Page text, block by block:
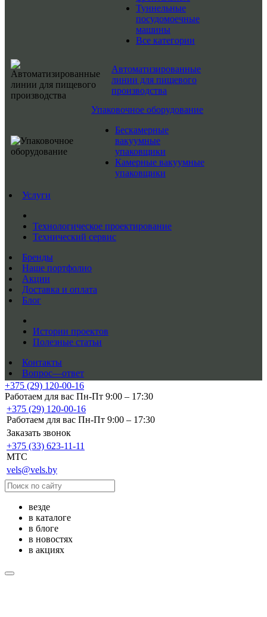
Туннельные
посудомоечные
машины
Все категории
Автоматизированные
линии для пищевого
производства
Упаковочное оборудование
Бескамерные
вакуумные
упаковщики
Камерные вакуумные
упаковщики
Услуги
Технологическое проектирование
Технический сервис
Бренды
Наше портфолио
Акции
Доставка и оплата
Блог
Истории проектов
Полезные статьи
Контакты
Вопрос—ответ
+375 (29) 120-00-16
Работаем для вас Пн-Пт 9:00 – 17:30
+375 (29) 120-00-16
Работаем для вас Пн-Пт 9:00 – 17:30
Заказать звонок
+375 (33) 623-11-11
MTC
vels@vels.by
везде
в каталоге
в блоге
в новостях
в акциях